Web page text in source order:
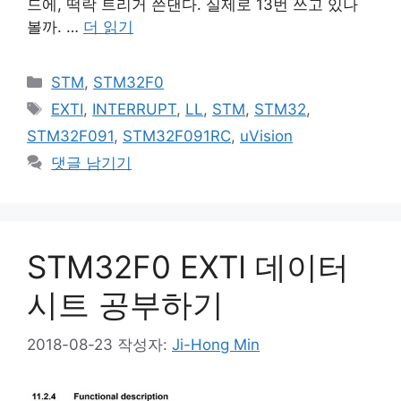
드에, 떡락 트리거 쓴댄다. 실제로 13번 쓰고 있나
볼까. … 더 읽기
카
테
리
STM, STM32F0
태
그
EXTI, INTERRUPT, LL, STM, STM32,
STM32F091, STM32F091RC, uVision
댓글 남기기
STM32F0 EXTI 데이터
시트 공부하기
2018-08-23 작성자: Ji-Hong Min